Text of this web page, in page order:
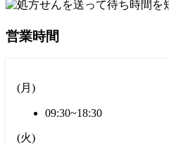
営業時間
(月 )
09:30~18:30
(火)